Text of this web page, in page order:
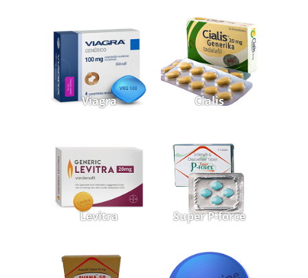
Viagra Cialis
Levitra Super P-force